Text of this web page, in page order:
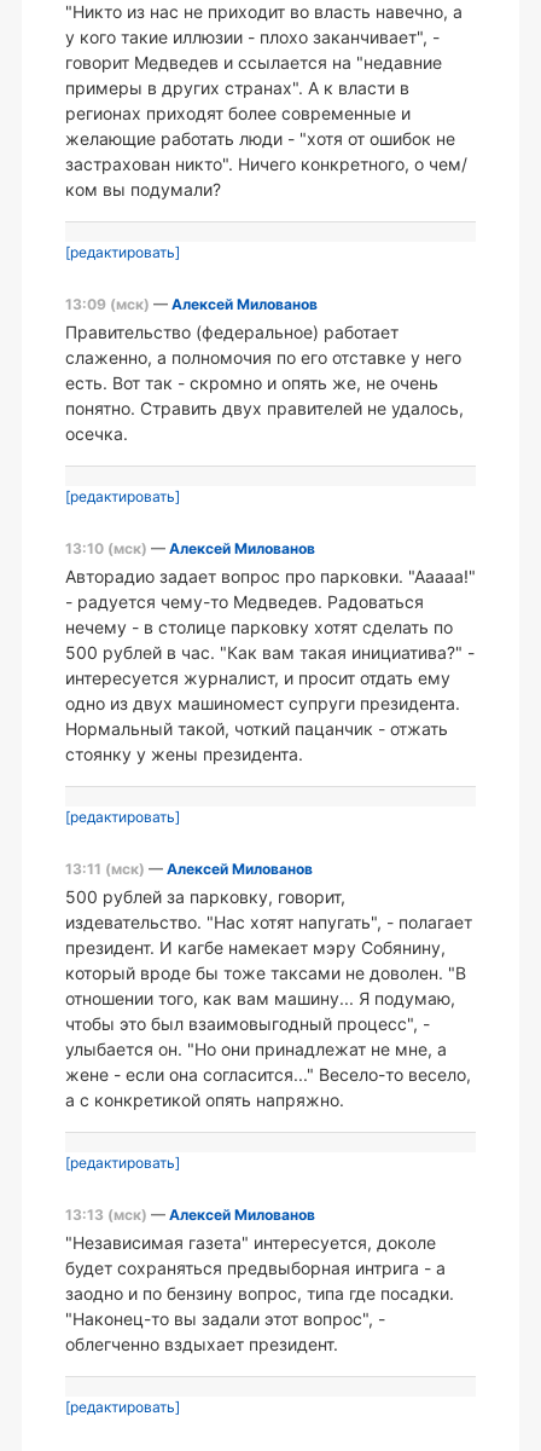
"Никто из нас не приходит во власть навечно, а
у кого такие иллюзии - плохо заканчивает", -
говорит Медведев и ссылается на "недавние
примеры в других странах". А к власти в
регионах приходят более современные и
желающие работать люди - "хотя от ошибок не
застрахован никто". Ничего конкретного, о чем/
ком вы подумали?
[редактировать]
13:09 (мск) — Алексей Милованов
Правительство (федеральное) работает
слаженно, а полномочия по его отставке у него
есть. Вот так - скромно и опять же, не очень
понятно. Стравить двух правителей не удалось,
осечка.
[редактировать]
13:10 (мск) — Алексей Милованов
Авторадио задает вопрос про парковки. "Ааааа!"
- радуется чему-то Медведев. Радоваться
нечему - в столице парковку хотят сделать по
500 рублей в час. "Как вам такая инициатива?" -
интересуется журналист, и просит отдать ему
одно из двух машиномест супруги президента.
Нормальный такой, чоткий пацанчик - отжать
стоянку у жены президента.
[редактировать]
13:11 (мск) — Алексей Милованов
500 рублей за парковку, говорит,
издевательство. "Нас хотят напугать", - полагает
президент. И кагбе намекает мэру Собянину,
который вроде бы тоже таксами не доволен. "В
отношении того, как вам машину... Я подумаю,
чтобы это был взаимовыгодный процесс", -
улыбается он. "Но они принадлежат не мне, а
жене - если она согласится..." Весело-то весело,
а с конкретикой опять напряжно.
[редактировать]
13:13 (мск) — Алексей Милованов
"Независимая газета" интересуется, доколе
будет сохраняться предвыборная интрига - а
заодно и по бензину вопрос, типа где посадки.
"Наконец-то вы задали этот вопрос", -
облегченно вздыхает президент.
[редактировать]